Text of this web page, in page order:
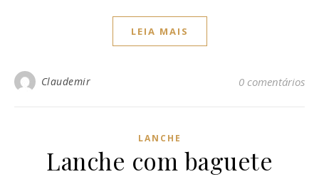
LEIA MAIS
Claudemir 0 comentários
LANCHE
Lanche com baguete